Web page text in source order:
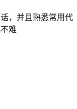
，并且熟悉常用代
难